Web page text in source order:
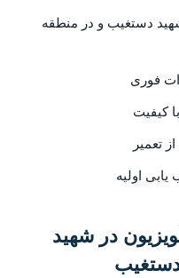
دستغیب و در منطقه
فوری
کیفیت
تعمیر
اولیه
در شهید